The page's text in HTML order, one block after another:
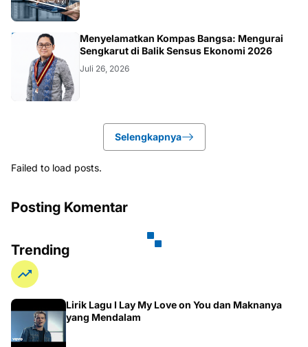
Menyelamatkan Kompas Bangsa: Mengurai
Sengkarut di Balik Sensus Ekonomi 2026
Juli 26, 2026
Selengkapnya
Failed to load posts.
Posting Komentar
Trending
Lirik Lagu I Lay My Love on You dan Maknanya
yang Mendalam